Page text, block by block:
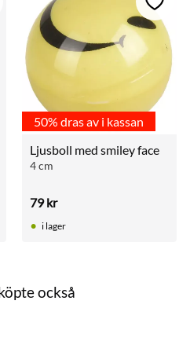
till i favoriter
50% dras av i kassan
Ljusboll med smiley face
4 cm
79kr
Lägg
i lager
också